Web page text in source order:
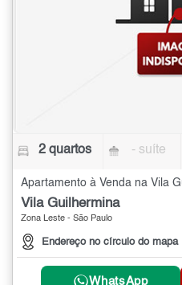
2 quartos - suíte
Vila Guilhermina
Zona Leste - São Paulo
Endereço no círculo do mapa
WhatsApp